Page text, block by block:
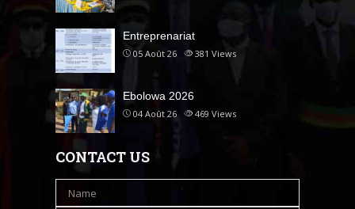
Entreprenariat
05 Août 26 381 Views
Ebolowa 2026
04 Août 26 469 Views
CONTACT US